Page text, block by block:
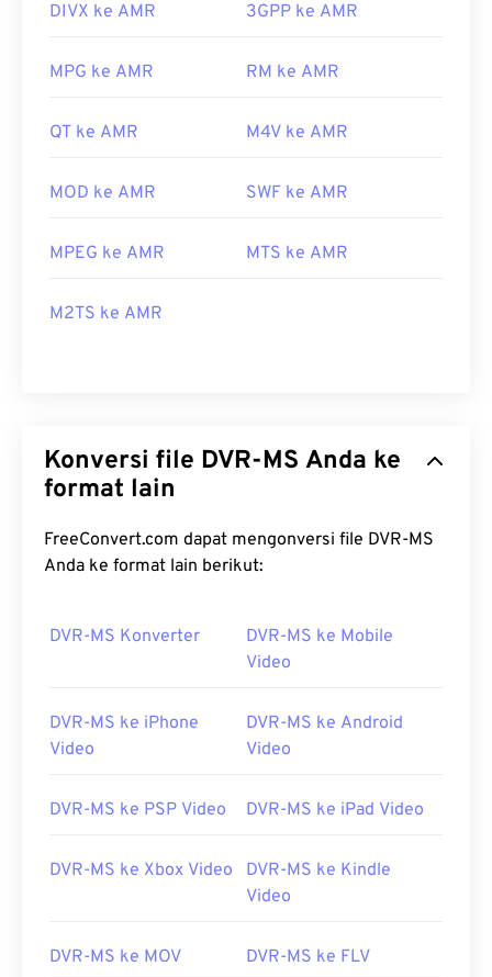
DIVX ke AMR 3GPP ke AMR
MPG ke AMR RM ke AMR
QT ke AMR M4V ke AMR
MOD ke AMR SWF ke AMR
MPEG ke AMR MTS ke AMR
M2TS ke AMR
Konversi file DVR-MS Anda ke
format lain
FreeConvert.com dapat mengonversi file DVR-MS
Anda ke format lain berikut:
DVR-MS Konverter
DVR-MS ke Mobile
Video
DVR-MS ke iPhone
Video
DVR-MS ke Android
Video
DVR-MS ke PSP Video DVR-MS ke iPad Video
DVR-MS ke Xbox Video
DVR-MS ke Kindle
Video
DVR-MS ke MOV DVR-MS ke FLV